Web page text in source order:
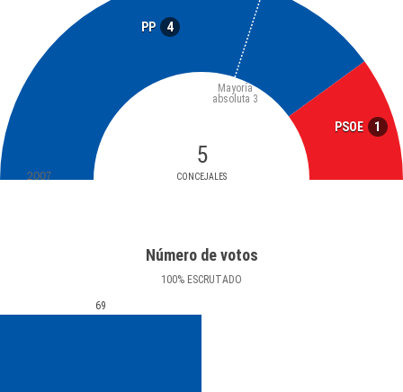
PP 4
PSOE 1
5
CONCEJALES
Mayoría
absoluta 3
2007
Número de votos
100% ESCRUTADO
69